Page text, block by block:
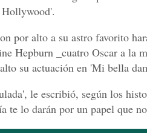
por alto a su astro favorito
Hepburn _cuatro Oscar a la
su actuación en 'Mi bella
le escribió, según los
lo darán por un papel que